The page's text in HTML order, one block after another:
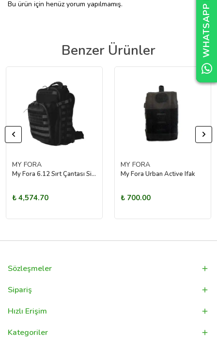
Bu ürün için henüz yorum yapılmamış.
Benzer Ürünler
MY FORA
My Fora 6.12 Sırt Çantası Siyah
₺ 4,574.70
MY FORA
My Fora Urban Active Ifak
₺ 700.00
Sözleşmeler
Sipariş
Hızlı Erişim
Kategoriler